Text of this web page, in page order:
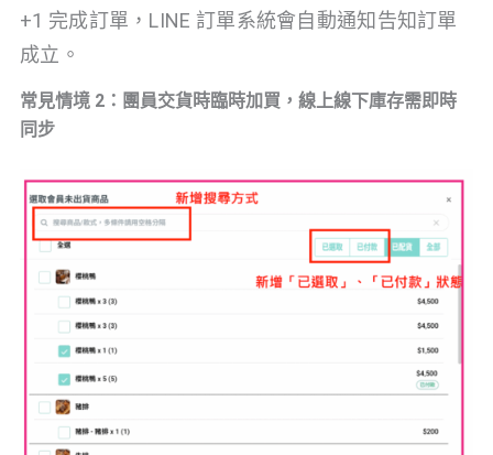
+1 完成訂單，LINE 訂單系統會自動通知告知訂單
成立。
常見情境 2：團員交貨時臨時加買，線上線下庫存需即時
同步